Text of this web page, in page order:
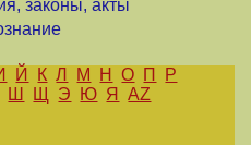
законы, акты
Й К Л М Н О П
Р
Ш Щ Э Ю Я AZ